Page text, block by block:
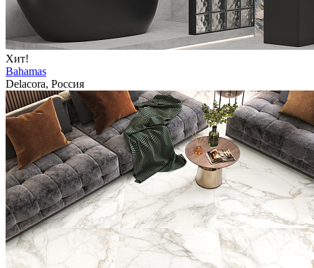
Хит!
Bahamas
Delacora, Россия